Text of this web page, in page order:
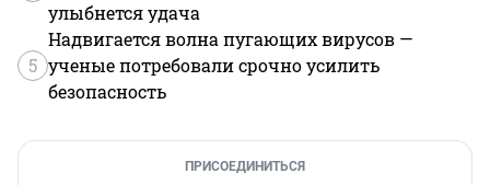
улыбнется удача
5
Надвигается волна пугающих вирусов —
ученые потребовали срочно усилить
безопасность
ПРИСОЕДИНИТЬСЯ